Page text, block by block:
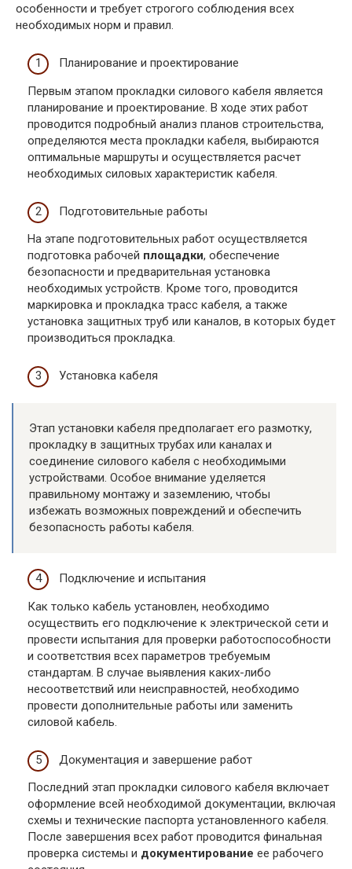
особенности и требует строгого соблюдения всех
необходимых норм и правил.
Планирование и проектирование
Первым этапом прокладки силового кабеля является
планирование и проектирование. В ходе этих работ
проводится подробный анализ планов строительства,
определяются места прокладки кабеля, выбираются
оптимальные маршруты и осуществляется расчет
необходимых силовых характеристик кабеля.
Подготовительные работы
На этапе подготовительных работ осуществляется
подготовка рабочей площадки, обеспечение
безопасности и предварительная установка
необходимых устройств. Кроме того, проводится
маркировка и прокладка трасс кабеля, а также
установка защитных труб или каналов, в которых будет
производиться прокладка.
Установка кабеля
Этап установки кабеля предполагает его размотку,
прокладку в защитных трубах или каналах и
соединение силового кабеля с необходимыми
устройствами. Особое внимание уделяется
правильному монтажу и заземлению, чтобы
избежать возможных повреждений и обеспечить
безопасность работы кабеля.
Подключение и испытания
Как только кабель установлен, необходимо
осуществить его подключение к электрической сети и
провести испытания для проверки работоспособности
и соответствия всех параметров требуемым
стандартам. В случае выявления каких-либо
несоответствий или неисправностей, необходимо
провести дополнительные работы или заменить
силовой кабель.
Документация и завершение работ
Последний этап прокладки силового кабеля включает
оформление всей необходимой документации, включая
схемы и технические паспорта установленного кабеля.
После завершения всех работ проводится финальная
проверка системы и документирование ее рабочего